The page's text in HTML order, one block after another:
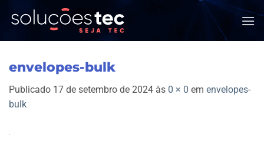
envelopes-bulk
Publicado 17 de setembro de 2024 às 0 × 0 em envelopes-
bulk